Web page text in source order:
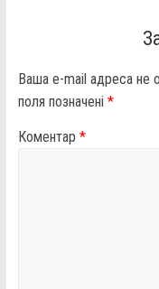
Ваша e-mail адреса не
поля позначені *
Коментар *